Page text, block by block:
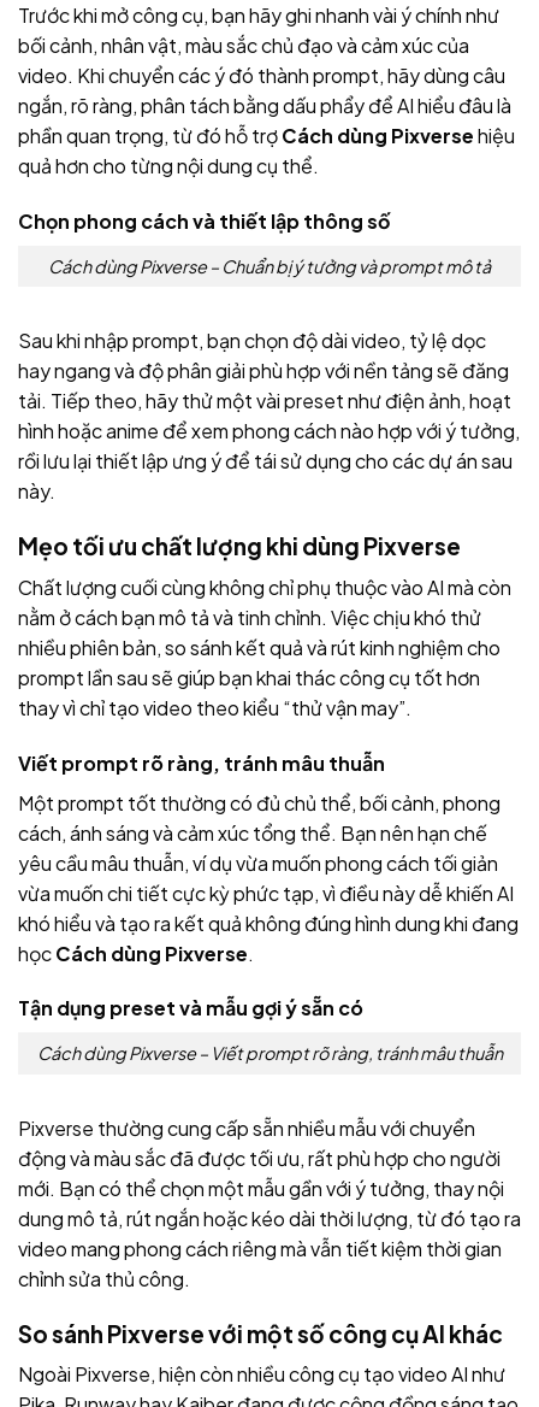
Trước khi mở công cụ, bạn hãy ghi nhanh vài ý chính như
bối cảnh, nhân vật, màu sắc chủ đạo và cảm xúc của
video. Khi chuyển các ý đó thành prompt, hãy dùng câu
ngắn, rõ ràng, phân tách bằng dấu phẩy để AI hiểu đâu là
phần quan trọng, từ đó hỗ trợCách dùng Pixversehiệu
quả hơn cho từng nội dung cụ thể.
Chọn phong cách và thiết lập thông số
Cách dùng Pixverse – Chuẩn bị ý tưởng và prompt mô tả
Sau khi nhập prompt, bạn chọn độ dài video, tỷ lệ dọc
hay ngang và độ phân giải phù hợp với nền tảng sẽ đăng
tải. Tiếp theo, hãy thử một vài preset như điện ảnh, hoạt
hình hoặc anime để xem phong cách nào hợp với ý tưởng,
rồi lưu lại thiết lập ưng ý để tái sử dụng cho các dự án sau
này.
Mẹo tối ưu chất lượng khi dùng Pixverse
Chất lượng cuối cùng không chỉ phụ thuộc vào AI mà còn
nằm ở cách bạn mô tả và tinh chỉnh. Việc chịu khó thử
nhiều phiên bản, so sánh kết quả và rút kinh nghiệm cho
prompt lần sau sẽ giúp bạn khai thác công cụ tốt hơn
thay vì chỉ tạo video theo kiểu “thử vận may”.
Viết prompt rõ ràng, tránh mâu thuẫn
Một prompt tốt thường có đủ chủ thể, bối cảnh, phong
cách, ánh sáng và cảm xúc tổng thể. Bạn nên hạn chế
yêu cầu mâu thuẫn, ví dụ vừa muốn phong cách tối giản
vừa muốn chi tiết cực kỳ phức tạp, vì điều này dễ khiến AI
khó hiểu và tạo ra kết quả không đúng hình dung khi đang
họcCách dùng Pixverse.
Tận dụng preset và mẫu gợi ý sẵn có
Cách dùng Pixverse – Viết prompt rõ ràng, tránh mâu thuẫn
Pixverse thường cung cấp sẵn nhiều mẫu với chuyển
động và màu sắc đã được tối ưu, rất phù hợp cho người
mới. Bạn có thể chọn một mẫu gần với ý tưởng, thay nội
dung mô tả, rút ngắn hoặc kéo dài thời lượng, từ đó tạo ra
video mang phong cách riêng mà vẫn tiết kiệm thời gian
chỉnh sửa thủ công.
So sánh Pixverse với một số công cụ AI khác
Ngoài Pixverse, hiện còn nhiều công cụ tạo video AI như